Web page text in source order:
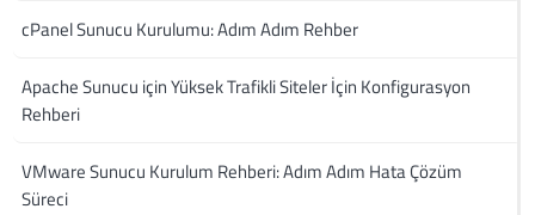
cPanel Sunucu Kurulumu: Adım Adım Rehber
Apache Sunucu için Yüksek Trafikli Siteler İçin Konfigurasyon
Rehberi
VMware Sunucu Kurulum Rehberi: Adım Adım Hata Çözüm
Süreci